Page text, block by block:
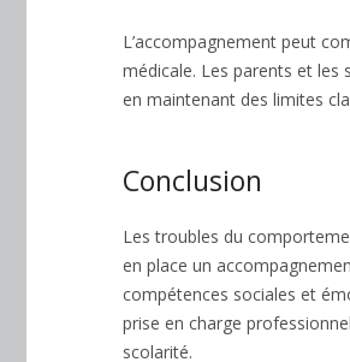
L’accompagnement peut
médicale. Les parents et
en maintenant des limites
Conclusion
Les troubles du
en place un
compétences sociales et
prise en charge
scolarité.